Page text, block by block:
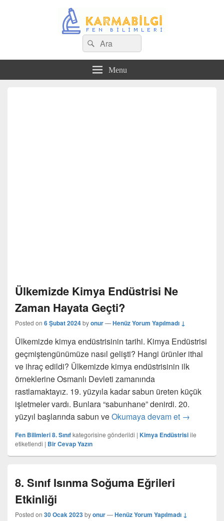
Search
for:
Ara
Menu
Ülkemizde Kimya Endüstrisi Ne
Zaman Hayata Geçti?
Posted on 6 Şubat 2024byonur—Henüz Yorum Yapılmadı ↓
Ülkemizde kimya endüstrisinin tarihi. Kimya Endüstrisi
geçmiştengünümüze nasıl gelişti? Hangi ürünler ithal
ve ihraç edildi? Ülkemizde kimya endüstrisinin ilk
örneklerine Osmanlı Devleti zamanında
rastlamaktayız. 19. yüzyıla kadar sabun üreten küçük
işletmeler vardı. Bunlara “sabunhane” denirdi. 20.
yüzyıl başlarında sabun veOkumaya devam et Ülkemizde
→
Fen Bilimleri 8. Sınıfkategorisine gönderildi | Kimya Endüstrisiile
etiketlendi | Bir Cevap Yazın
8. Sınıf Isınma Soğuma Eğrileri
Etkinliği
Posted on 30 Ocak 2023byonur—Henüz Yorum Yapılmadı ↓